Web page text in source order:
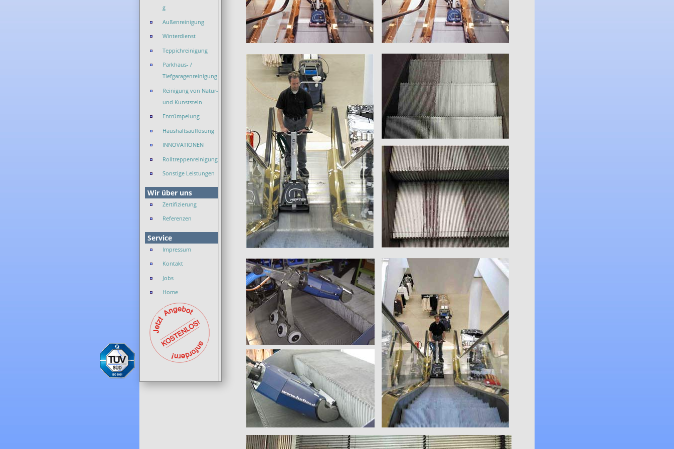
g
Außenreinigung
Winterdienst
Teppichreinigung
Parkhaus- /
Tiefgaragenreinigung
Reinigung von Natur-
und Kunststein
Entrümpelung
Haushaltsauflösung
INNOVATIONEN
Rolltreppenreinigung
Sonstige Leistungen
Wir über uns
Zertifizierung
Referenzen
Service
Impressum
Kontakt
Jobs
Home